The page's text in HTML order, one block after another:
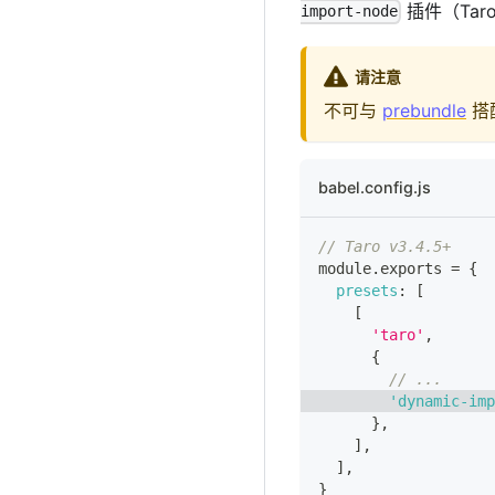
import-node 插件（
请注意
不可与 prebundle 搭
babel.config.js
// Taro v3.4.5+
module. exports = {
presets :
[
[
'taro' ,
{
// ...
'dynamic-
} ,
] ,
] ,
}